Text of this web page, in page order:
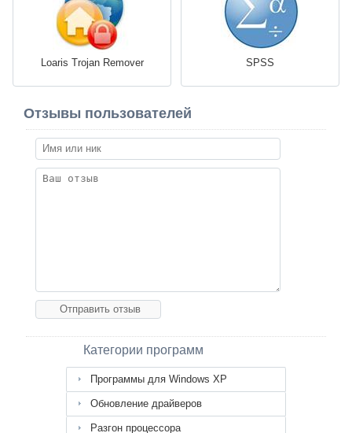
Loaris Trojan Remover SPSS
Отзывы пользователей
Категории программ
Программы для Windows XP
Обновление драйверов
Разгон процессора